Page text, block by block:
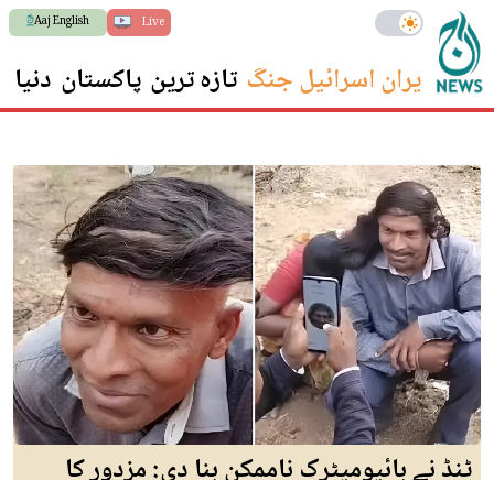
Live
Aaj English
ایران اسرائیل جنگ تازہ ترین پاکستان دنیا